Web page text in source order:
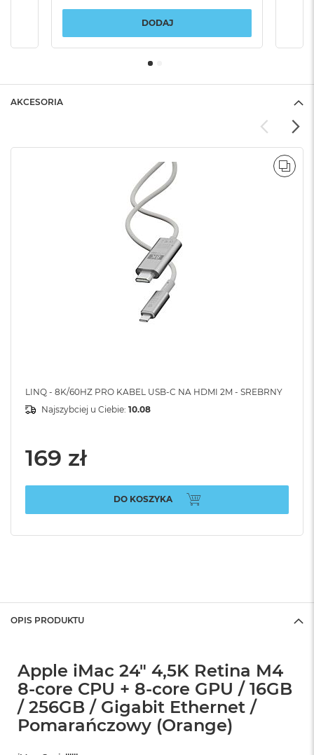
DODAJ
AKCESORIA
LINQ - 8K/60HZ PRO KABEL USB-C NA HDMI 2M - SREBRNY
Najszybciej u Ciebie: 10.08
169 zł
DO KOSZYKA
OPIS PRODUKTU
Apple iMac 24" 4,5K Retina M4
8-core CPU + 8-core GPU / 16GB
/ 256GB / Gigabit Ethernet /
Pomarańczowy (Orange)